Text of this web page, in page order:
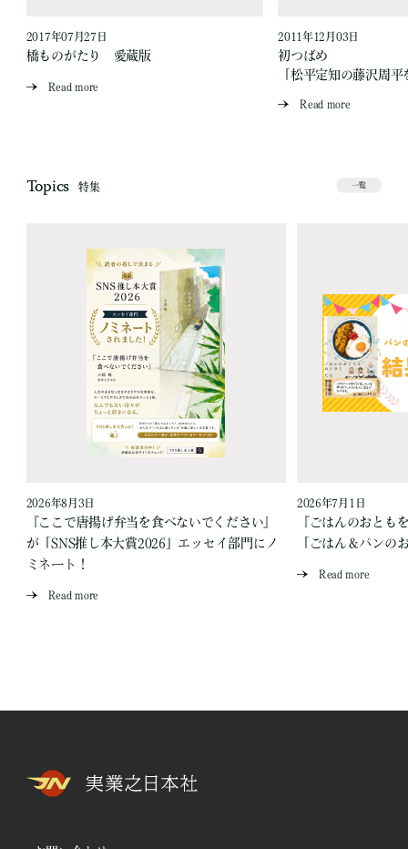
2017年07月27日
橋ものがたり 愛蔵版
Read more
2011年12月03日
初つばめ
「松平定知の藤沢周
Read more
Topics 特集 一覧
2026年8月3日
『ここで唐揚げ弁当を食べないでください』
が「SNS推し本大賞2026」エッセイ部門にノ
ミネート！
Read more
2026年7月1日
『ごはんのおとも
「ごはん＆パンの
Read more